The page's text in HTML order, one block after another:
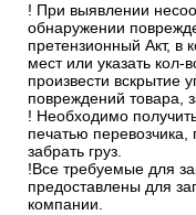
! При выявлении
обнаружении
претензионный Акт, в
мест или указать
произвести вскрытие
повреждений товара,
! Необходимо
печатью
забрать груз.
!Все требуемые для
предоставлены для
компании.